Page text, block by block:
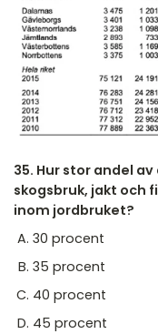
35. Hur stor andel
skogsbruk, jakt och
inom jordbruket?
30 procent
35 procent
40 procent
45 procent